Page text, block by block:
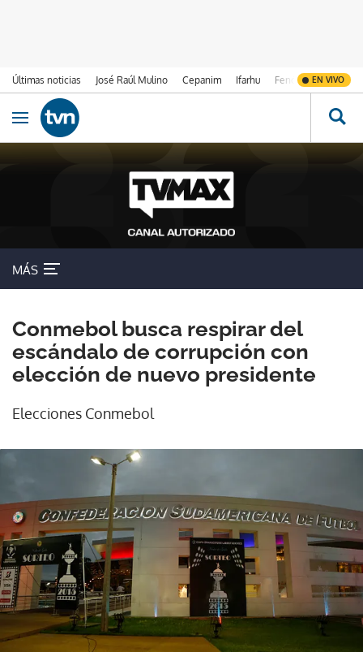
Últimas noticias José Raúl Mulino Cepanim Ifarhu Fenómeno de El
EN VIVO
Ir al contenido
Obrir navegació
MÁS
Conmebol busca respirar del
escándalo de corrupción con
elección de nuevo presidente
Elecciones Conmebol